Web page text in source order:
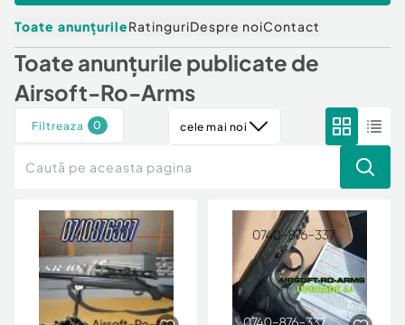
Servicii
Animale de companie
Afaceri și echipamente profesionale
Inchiriere Bunuri si Vehicule
Piese auto si accesorii
Dacia Duster
Toate anunțurileRatinguriDespre noiContact
Toate anunțurile publicate de
Airsoft-Ro-Arms
Filtreaza 0 cele mai noi